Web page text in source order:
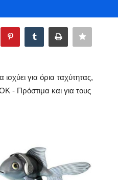
για όρια ταχύτητας,
- Πρόστιμα και για τους